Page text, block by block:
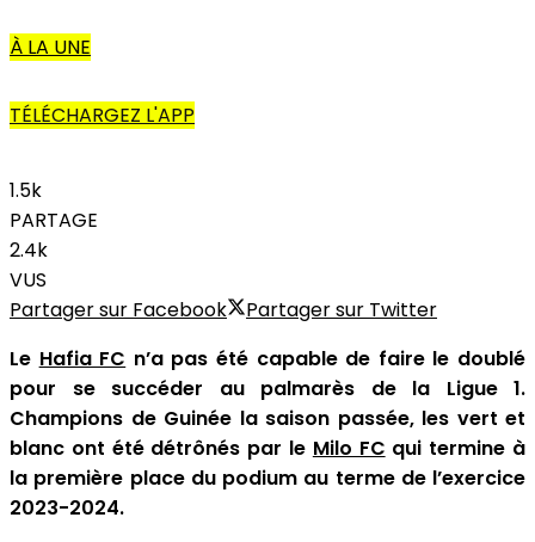
À LA UNE
TÉLÉCHARGEZ L'APP
1.5k
PARTAGE
2.4k
VUS
Partager sur Facebook
Partager sur Twitter
Le Hafia FC n’a pas été capable de faire le doublé
pour se succéder au palmarès de la Ligue 1.
Champions de Guinée la saison passée, les vert et
blanc ont été détrônés par le Milo FC qui termine à
la première place du podium au terme de l’exercice
2023-2024.